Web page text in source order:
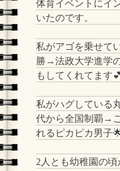
体育イベントにイ
いたのです。
私がアゴを乗せて
勝→法政大学進学
もしてくれてます
私がハグしている
代から全国制覇→
れるピカピカ男子
2人とも幼稚園の